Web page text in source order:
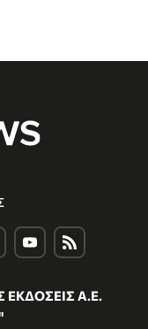
ΕΚΔΟΣΕΙΣ Α.Ε.